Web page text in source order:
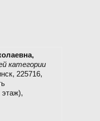
категории
225716,